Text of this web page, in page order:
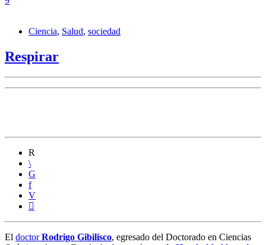
Ciencia, Salud, sociedad
Respirar
El doctorRodrigo Gibilisco, egresado del Doctorado en Ciencias